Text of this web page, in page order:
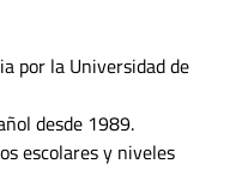
por la Universidad de
desde 1989.
escolares y niveles